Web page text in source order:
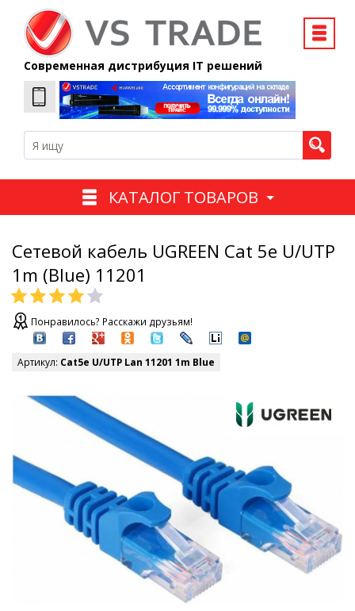
Современная дистрибуция IT решений
КАТАЛОГ ТОВАРОВ
Сетевой кабель UGREEN Cat 5e U/UTP
1m (Blue) 11201
Понравилось? Расскажи друзьям!
Артикул: Cat5e U/UTP Lan 11201 1m Blue